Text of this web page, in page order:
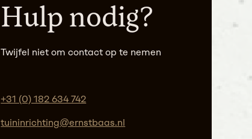
Hulp nodig?
Twijfel niet om contact op te nemen
+31 (0) 182 634 742
tuininrichting@ernstbaas.nl